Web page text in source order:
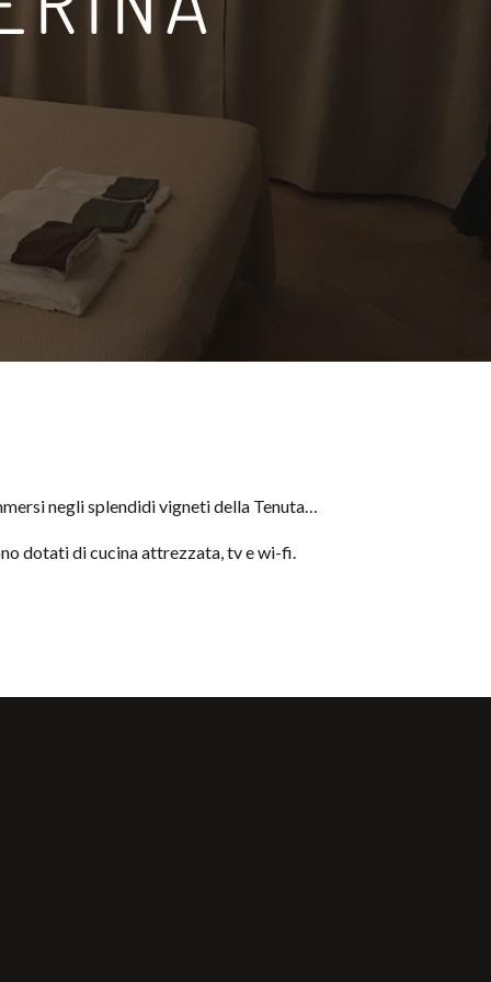
negli splendidi vigneti della Tenuta…
dotati di cucina attrezzata, tv e wi-fi.